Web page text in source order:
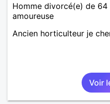
Homme divorcé(e) de
amoureuse
Ancien horticulteur je
Voir